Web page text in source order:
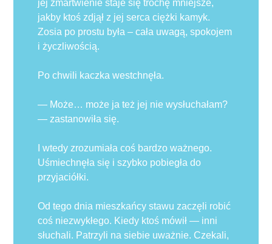
jej zmartwienie staje się trochę mniejsze,
jakby ktoś zdjął z jej serca ciężki kamyk.
Zosia po prostu była – cała uwagą, spokojem
i życzliwością.
Po chwili kaczka westchnęła.
— Może… może ja też jej nie wysłuchałam?
— zastanowiła się.
I wtedy zrozumiała coś bardzo ważnego.
Uśmiechnęła się i szybko pobiegła do
przyjaciółki.
Od tego dnia mieszkańcy stawu zaczęli robić
coś niezwykłego. Kiedy ktoś mówił — inni
słuchali. Patrzyli na siebie uważnie. Czekali,